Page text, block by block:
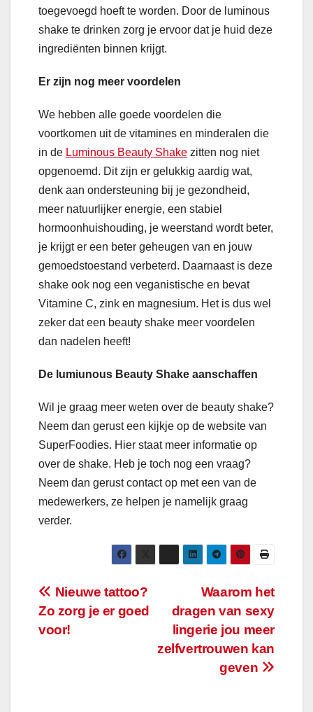
toegevoegd hoeft te worden. Door de luminous
shake te drinken zorg je ervoor dat je huid deze
ingrediënten binnen krijgt.
Er zijn nog meer voordelen
We hebben alle goede voordelen die
voortkomen uit de vitamines en minderalen die
in de Luminous Beauty Shake zitten nog niet
opgenoemd. Dit zijn er gelukkig aardig wat,
denk aan ondersteuning bij je gezondheid,
meer natuurlijker energie, een stabiel
hormoonhuishouding, je weerstand wordt beter,
je krijgt er een beter geheugen van en jouw
gemoedstoestand verbeterd. Daarnaast is deze
shake ook nog een veganistische en bevat
Vitamine C, zink en magnesium. Het is dus wel
zeker dat een beauty shake meer voordelen
dan nadelen heeft!
De lumiunous Beauty Shake aanschaffen
Wil je graag meer weten over de beauty shake?
Neem dan gerust een kijkje op de website van
SuperFoodies. Hier staat meer informatie op
over de shake. Heb je toch nog een vraag?
Neem dan gerust contact op met een van de
medewerkers, ze helpen je namelijk graag
verder.
Bericht
navigatie
Waarom het
dragen van sexy
lingerie jou meer
zelfvertrouwen kan
geven
Nieuwe tattoo?
Zo zorg je er goed
voor!